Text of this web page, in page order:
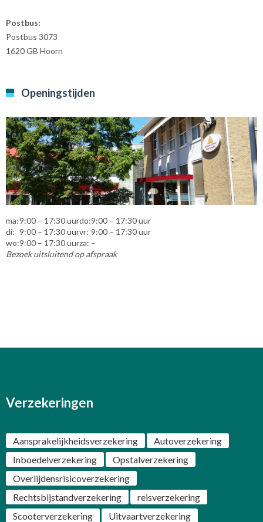
Postbus:
Postbus 3073
1620 GB Hoorn
Openingstijden
ma:
di:
wo:
9:00 – 17:30 uur
9:00 – 17:30 uur
9:00 – 17:30 uur
do:
vr:
za:
9:00 – 17:30 uur
9:00 – 17:30 uur
–
Bezoek uitsluitend op afspraak
Verzekeringen
Aansprakelijkheidsverzekering
Autoverzekering
Inboedelverzekering
Opstalverzekering
Overlijdensrisicoverzekering
Rechtsbijstandverzekering
reisverzekering
Scooterverzekering
Uitvaartverzekering